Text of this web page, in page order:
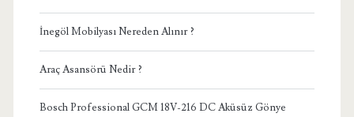
İnegöl Mobilyası Nereden Alınır ?
Araç Asansörü Nedir ?
Bosch Professional GCM 18V-216 DC Aküsüz Gönye